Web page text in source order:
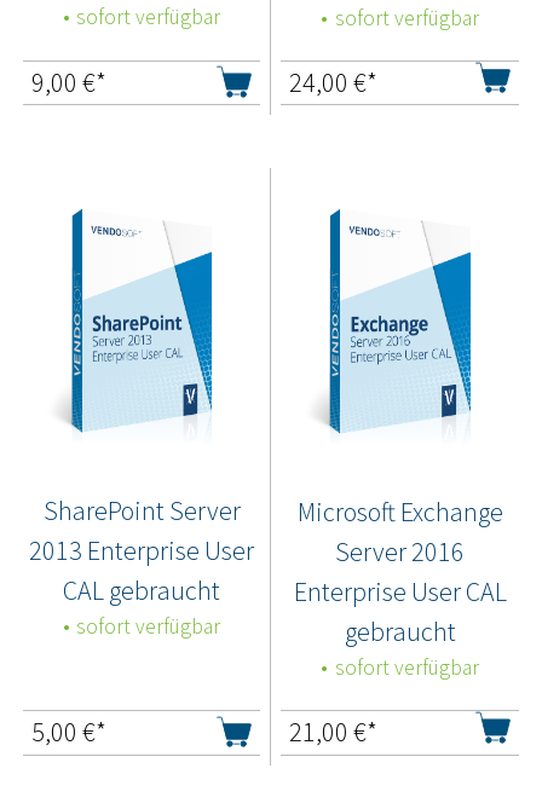
sofort verfügbar
9,00 €*
sofort verfügbar
24,00 €*
SharePoint Server
2013 Enterprise User
CAL gebraucht
sofort verfügbar
5,00 €*
Microsoft Exchange
Server 2016
Enterprise User CAL
gebraucht
sofort verfügbar
21,00 €*